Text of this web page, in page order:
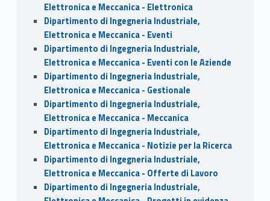
Elettronica e Meccanica - Elettronica
Dipartimento di Ingegneria Industriale,
Elettronica e Meccanica - Eventi
Dipartimento di Ingegneria Industriale,
Elettronica e Meccanica - Eventi con le Aziende
Dipartimento di Ingegneria Industriale,
Elettronica e Meccanica - Gestionale
Dipartimento di Ingegneria Industriale,
Elettronica e Meccanica - Meccanica
Dipartimento di Ingegneria Industriale,
Elettronica e Meccanica - Notizie per la Ricerca
Dipartimento di Ingegneria Industriale,
Elettronica e Meccanica - Offerte di Lavoro
Dipartimento di Ingegneria Industriale,